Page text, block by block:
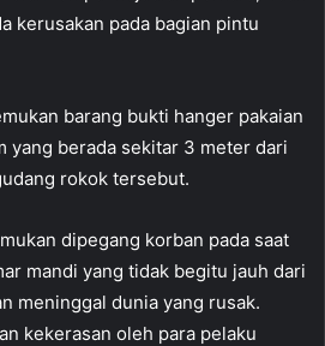
kerusakan pada bagian pintu
barang bukti hanger pakaian
yang berada sekitar 3 meter dari
rokok tersebut.
dipegang korban pada saat
mandi yang tidak begitu jauh dari
meninggal dunia yang rusak.
kekerasan oleh para pelaku